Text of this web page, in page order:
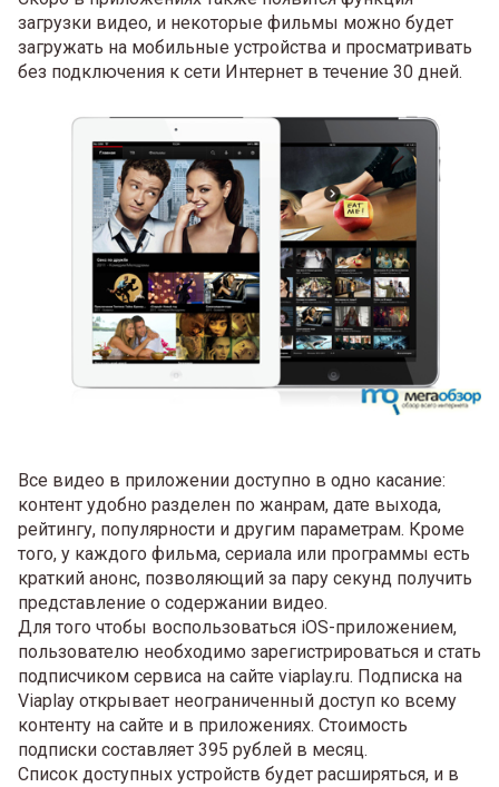
загрузки видео, и некоторые фильмы можно будет
загружать на мобильные устройства и просматривать
без подключения к сети Интернет в течение 30 дней.
Все видео в приложении доступно в одно касание:
контент удобно разделен по жанрам, дате выхода,
рейтингу, популярности и другим параметрам. Кроме
того, у каждого фильма, сериала или программы есть
краткий анонс, позволяющий за пару секунд получить
представление о содержании видео.
Для того чтобы воспользоваться iOS-приложением,
пользователю необходимо зарегистрироваться и стать
подписчиком сервиса на сайте viaplay.ru. Подписка на
Viaplay открывает неограниченный доступ ко всему
контенту на сайте и в приложениях. Стоимость
подписки составляет 395 рублей в месяц.
Список доступных устройств будет расширяться, и в